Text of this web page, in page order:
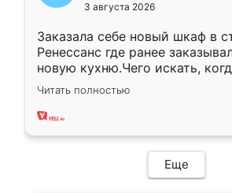
3 августа 2026
Заказала себе новый шкаф в
Ренессанс где ранее
новую кухню.Чего искать,
вполне довольна. Служит
два года, нареканий нет.
Читать полностью
Еще